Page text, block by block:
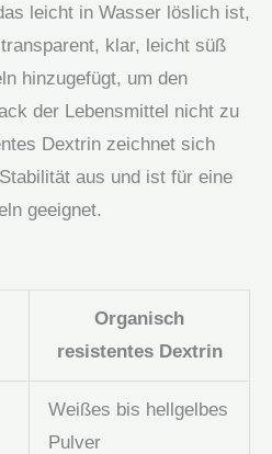
leicht in Wasser löslich ist,
klar, leicht süß
hinzugefügt, um den
der Lebensmittel nicht zu
Dextrin zeichnet sich
aus und ist für eine
geeignet.
Organisch
resistentes Dextrin
Weißes bis hellgelbes
Pulver